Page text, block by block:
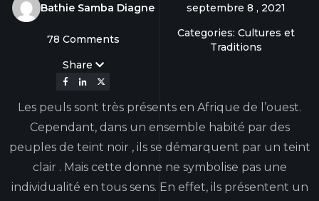
Bathie Samba Diagne septembre 8 , 2021
78 Comments
Categories: Cultures et
Traditions
Share
Les peuls sont très présents en Afrique de l’ouest.
Cependant, dans un ensemble habité par des
peuples de teint noir , ils se démarquent par un teint
clair . Mais cette donne ne symbolise pas une
individualité en tous sens. En effet, ils présentent un